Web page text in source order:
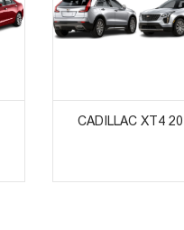
CADILLAC XT4